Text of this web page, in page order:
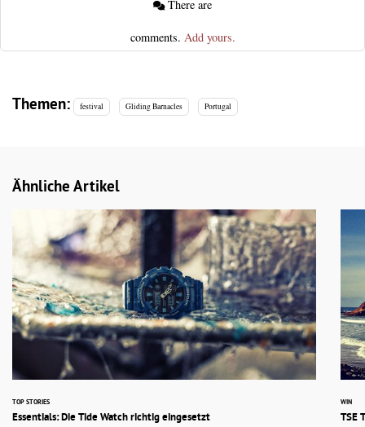
comments. Add yours.
Themen: festival Gliding Barnacles Portugal
Ähnliche Artikel
TOP STORIES
Essentials: Die Tide Watch richtig eingesetzt
WIN
TSE